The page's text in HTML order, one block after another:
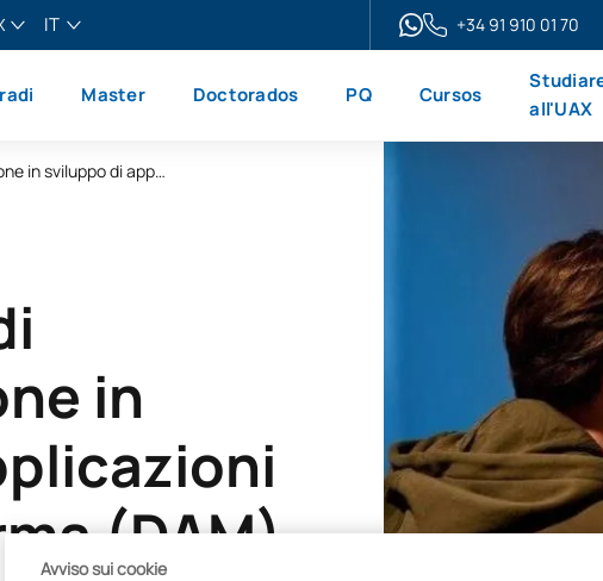
IT
English
Français
+34 91 910 01 70
Master Doctorados PQ Cursos
all'UAX
Corso online di specializzazione in sviluppo di applicazioni multipiattaforma
in
(DAM)
Avviso sui cookie